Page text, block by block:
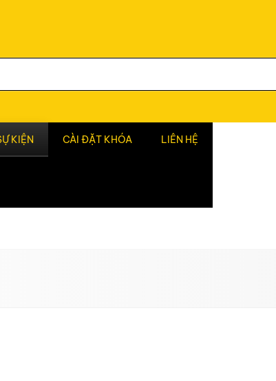
KIỆN CÀI ĐẶT KHÓA LIÊN HỆ